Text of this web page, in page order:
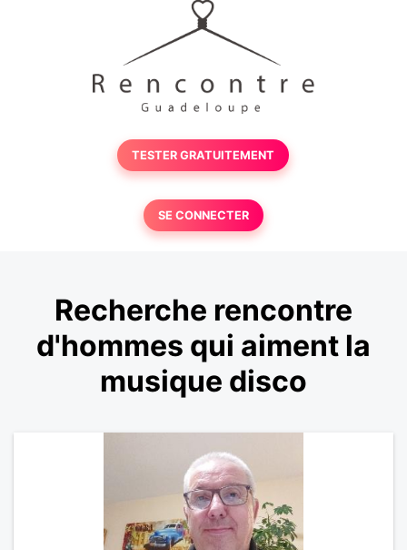
TESTER GRATUITEMENT
SE CONNECTER
Recherche rencontre
d'hommes qui aiment la
musique disco